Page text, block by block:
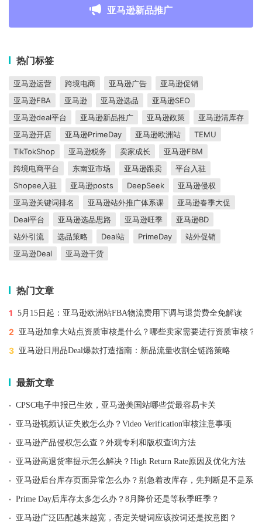
亚马逊新品推广
热门标签
亚马逊运营 跨境电商 亚马逊广告
亚马逊促销
亚马逊FBA
亚马逊 亚马逊选品
亚马逊SEO
亚马逊deal平台
亚马逊新品推广 亚马逊政策
亚马逊清库存
亚马逊开店
亚马逊PrimeDay 亚马逊欧洲站
TEMU
TikTokShop
亚马逊税务 卖家成长
亚马逊FBM
跨境电商平台
东南亚市场 亚马逊跟卖
平台入驻
Shopee入驻
亚马逊posts DeepSeek
亚马逊侵权
亚马逊关键词排名
亚马逊站外推广体系课
亚马逊春季大促
Deal平台
亚马逊选品思路 亚马逊旺季
亚马逊BD
站外引流
选品策略 Deal站 PrimeDay
站外促销
亚马逊Deal
亚马逊干货
热门文章
1 5月15日起：亚马逊欧洲站FBA物流费用下调与退货费全免解读
2 亚马逊加拿大站点资质审核是什么？哪些卖家需要进行资质审核？
3 亚马逊日用品Deal爆款打造指南：新品流量收割全链路策略
最新文章
· CPSC电子申报已生效，亚马逊美国站哪些货最容易卡关
· 亚马逊视频认证失败怎么办？Video Verification审核注意事项
· 亚马逊产品侵权怎么查？外观专利和版权查询方法
· 亚马逊高退货率提示怎么解决？High Return Rate原因及优化方法
· 亚马逊后台库存页面异常怎么办？别急着改库存，先判断是不是系
· Prime Day后库存太多怎么办？8月降价还是等秋季旺季？
· 亚马逊广泛匹配越来越宽，否定关键词应该按词还是按意图？